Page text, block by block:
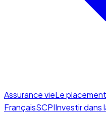
Assurance vieLe
FrançaisSCPIInvestir dans